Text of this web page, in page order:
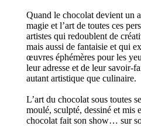
Quand le chocolat devient un
magie et l’art de toutes ces
artistes qui redoublent de
mais aussi de fantaisie et qui
œuvres éphémères pour les
leur adresse et de leur savoir-
autant artistique que culinaire.
L’art du chocolat sous toutes
moulé, sculpté, dessiné et mis
chocolat fait son show… sur